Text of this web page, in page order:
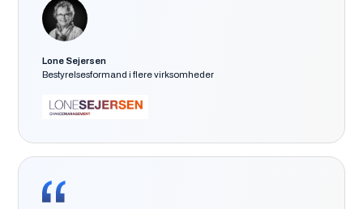
Lone Sejersen
Bestyrelsesformand i flere virksomheder